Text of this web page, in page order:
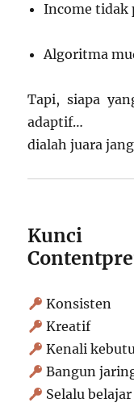
Income tidak
Algoritma
Tapi, siapa
adaptif…
dialah juara
Kunci
Konsisten
Kreatif
Kenali
Bangun
Selalu